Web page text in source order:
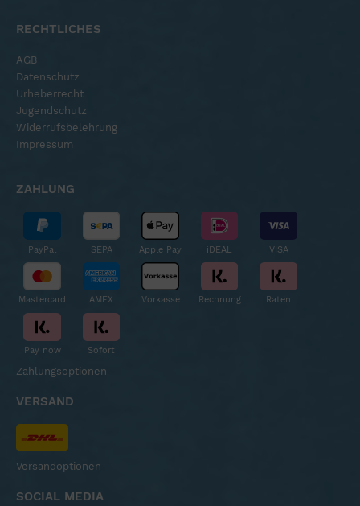
RECHTLICHES
AGB
Datenschutz
Urheberrecht
Jugendschutz
Widerrufsbelehrung
Impressum
ZAHLUNG
PayPal SEPA Apple Pay iDEAL VISA
Mastercard AMEX Vorkasse Rechnung Raten
Pay now Sofort
Zahlungsoptionen
VERSAND
Versandoptionen
SOCIAL MEDIA